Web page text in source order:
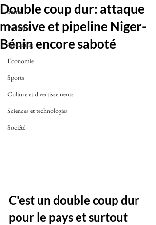
Santé
Politique
Coaching
Economie
Sports
Culture et divertissements
Sciences et technologies
Société
Double coup dur: attaque
massive et pipeline Niger-
Bénin encore saboté
C'est un double coup dur
pour le pays et surtout